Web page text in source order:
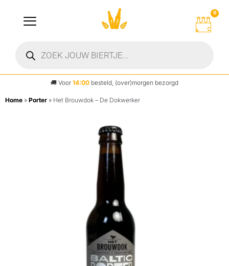
0
🚚 Voor 14:00 besteld, (over)morgen bezorgd
Home » Porter » Het Brouwdok – De Dokwerker